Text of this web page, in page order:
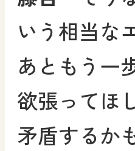
いう相当な
あともう一
欲張ってほ
矛盾するか